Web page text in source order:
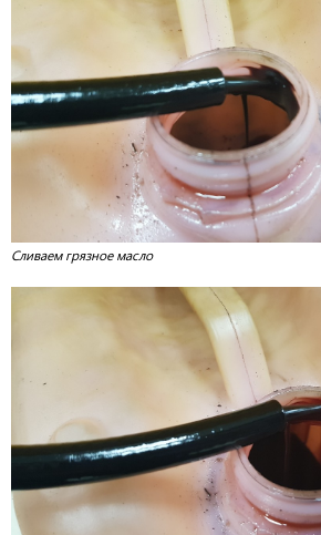
Сливаем грязное масло